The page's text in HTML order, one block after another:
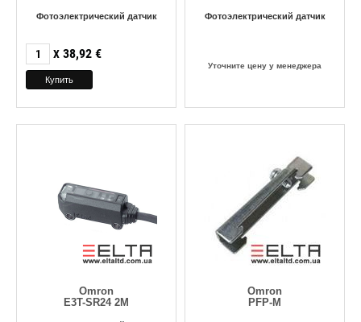
Фотоэлектрический датчик
X 38,92 €
Фотоэлектрический датчик
Уточните цену у менеджера
Omron
E3T-SR24 2M
Omron
PFP-M